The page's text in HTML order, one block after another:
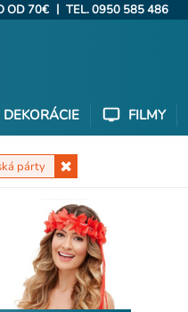
OD 70€ | TEL. 0950 585 486
DEKORÁCIE FILMY
párty